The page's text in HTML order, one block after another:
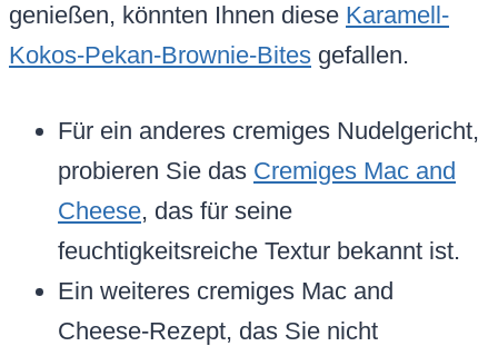
genießen, könnten Ihnen diese Karamell-
Kokos-Pekan-Brownie-Bites gefallen.
Für ein anderes cremiges Nudelgericht,
probieren Sie das Cremiges Mac and
Cheese, das für seine
feuchtigkeitsreiche Textur bekannt ist.
Ein weiteres cremiges Mac and
Cheese-Rezept, das Sie nicht